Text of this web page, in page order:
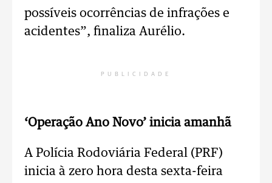
possíveis ocorrências de infrações e
acidentes”, finaliza Aurélio.
PUBLICIDADE
‘Operação Ano Novo’ inicia amanhã
A Polícia Rodoviária Federal (PRF)
inicia à zero hora desta sexta-feira